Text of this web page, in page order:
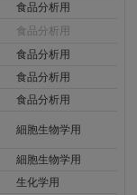
食品分析用
食品分析用
食品分析用
食品分析用
食品分析用
細胞生物学用
細胞生物学用
生化学用